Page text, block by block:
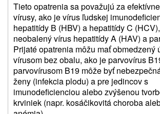
Tieto opatrenia sa považujú za
vírusy, ako je vírus ľudskej
hepatitídy B (HBV) a hepatitídy C
neobalený vírus hepatitídy A (HAV) a
Prijaté opatrenia môžu mať obmedzený
vírusom bez obalu, ako je parvovírus
parvovírusom B19 môže byť
ženy (infekcia plodu) a pre jedincov s
imunodeficienciou alebo zvýšenou
krviniek (napr. kosáčikovitá choroba